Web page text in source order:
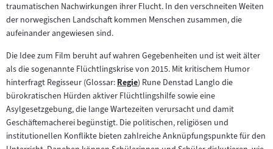
traumatischen Nachwirkungen ihrer Flucht. In den verschneiten Weiten
der norwegischen Landschaft kommen Menschen zusammen, die
aufeinander angewiesen sind.
Die Idee zum Film beruht auf wahren Gegebenheiten und ist weit älter
als die sogenannte Flüchtlingskrise von 2015. Mit kritischem Humor
hinterfragt Regisseur (Glossar:Zum
Inhalt:
Regie) Rune Denstad Langlo die
bürokratischen Hürden aktiver Flüchtlingshilfe sowie eine
Asylgesetzgebung, die lange Wartezeiten verursacht und damit
Geschäftemacherei begünstigt. Die politischen, religiösen und
institutionellen Konflikte bieten zahlreiche Anknüpfungspunkte für den